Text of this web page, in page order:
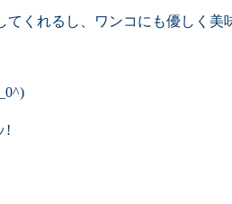
くれるし、ワンコにも優しく
!